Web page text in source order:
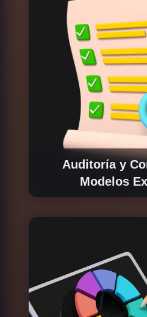
Auditoría y
Modelos
Si ya cuentas con un
completa,
optimizando procesos.
de estrés para
robusto y cumpla
legales de los